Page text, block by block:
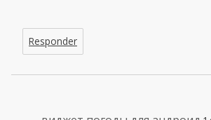
Responder